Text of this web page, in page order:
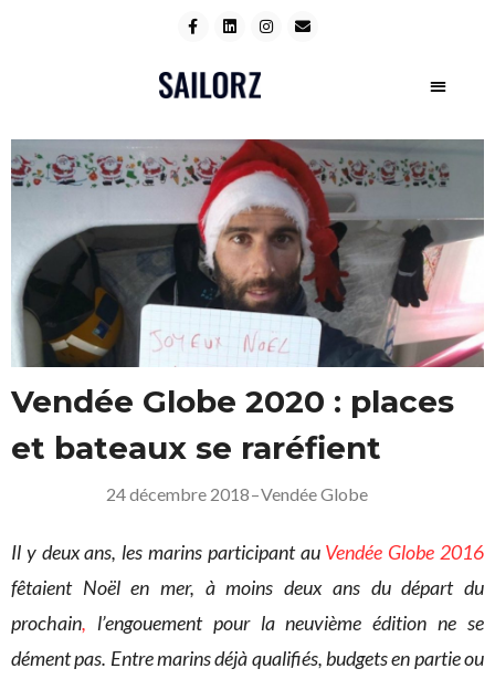
Vendée Globe 2020 : places
et bateaux se raréfient
24 décembre 2018–Vendée Globe
Il y deux ans, les marins participant au Vendée Globe 2016
fêtaient Noël en mer, à moins deux ans du départ du
prochain, l’engouement pour la neuvième édition ne se
dément pas. Entre marins déjà qualifiés, budgets en partie ou